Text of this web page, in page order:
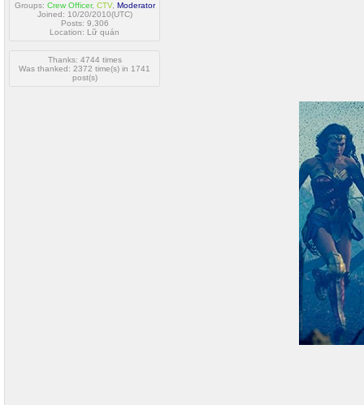
Groups: Crew Officer, CTV, Moderator
Joined: 10/20/2010(UTC)
Posts: 9,306
Location: Lữ quán
Thanks: 4744 times
Was thanked: 2372 time(s) in 1741
post(s)